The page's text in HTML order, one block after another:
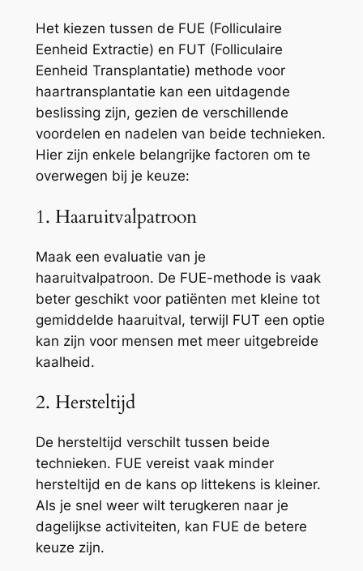
Het kiezen tussen de FUE (Folliculaire
Eenheid Extractie) en FUT (Folliculaire
Eenheid Transplantatie) methode voor
haartransplantatie kan een uitdagende
beslissing zijn, gezien de verschillende
voordelen en nadelen van beide technieken.
Hier zijn enkele belangrijke factoren om te
overwegen bij je keuze:
1. Haaruitvalpatroon
Maak een evaluatie van je
haaruitvalpatroon. De FUE-methode is vaak
beter geschikt voor patiënten met kleine tot
gemiddelde haaruitval, terwijl FUT een optie
kan zijn voor mensen met meer uitgebreide
kaalheid.
2. Hersteltijd
De hersteltijd verschilt tussen beide
technieken. FUE vereist vaak minder
hersteltijd en de kans op littekens is kleiner.
Als je snel weer wilt terugkeren naar je
dagelijkse activiteiten, kan FUE de betere
keuze zijn.